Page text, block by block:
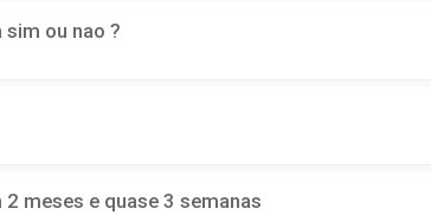
ou nao ?
meses e quase 3 semanas